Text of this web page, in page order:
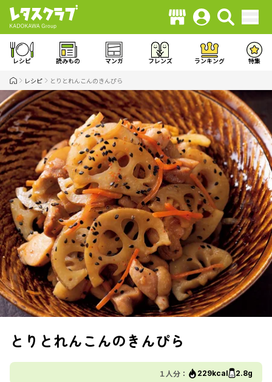
レシピ 読みもの マンガ フレンズ ランキング 特集
レシピ とりとれんこんのきんぴら
とりとれんこんのきんぴら
１人分： 229kcal 2.8g